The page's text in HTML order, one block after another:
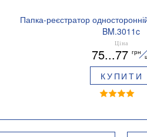
Папка-реєстратор
BM.3011c
Ціна
75...77 грн
КУПИТИ